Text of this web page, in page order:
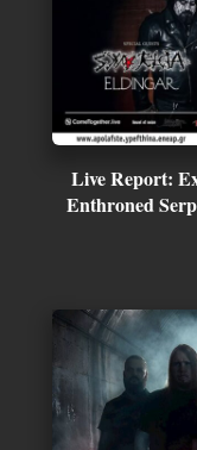
Live Report:
Enthroned